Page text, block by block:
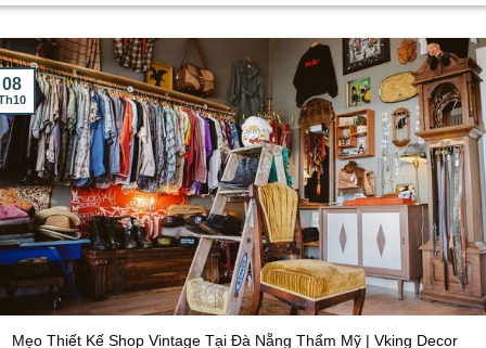
Mẹo Thiết Kế Shop Vintage Tại Đà Nẵng Thẩm Mỹ | Vking Decor
08